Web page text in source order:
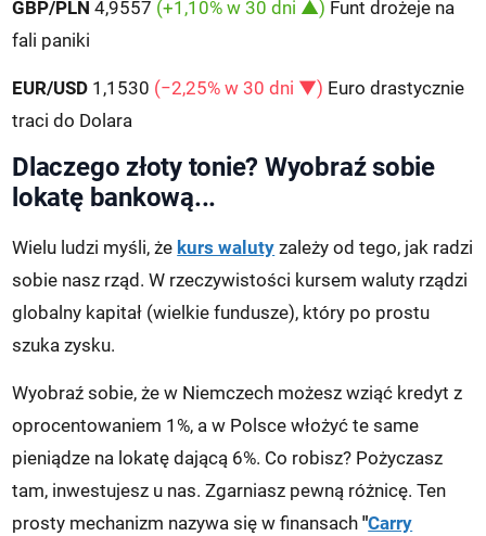
GBP/PLN 4,9557 (+1,10% w 30 dni ▲) Funt drożeje na
fali paniki
EUR/USD 1,1530 (−2,25% w 30 dni ▼) Euro drastycznie
traci do Dolara
Dlaczego złoty tonie? Wyobraź sobie
lokatę bankową...
Wielu ludzi myśli, że kurs waluty zależy od tego, jak radzi
sobie nasz rząd. W rzeczywistości kursem waluty rządzi
globalny kapitał (wielkie fundusze), który po prostu
szuka zysku.
Wyobraź sobie, że w Niemczech możesz wziąć kredyt z
oprocentowaniem 1%, a w Polsce włożyć te same
pieniądze na lokatę dającą 6%. Co robisz? Pożyczasz
tam, inwestujesz u nas. Zgarniasz pewną różnicę. Ten
prosty mechanizm nazywa się w finansach"Carry